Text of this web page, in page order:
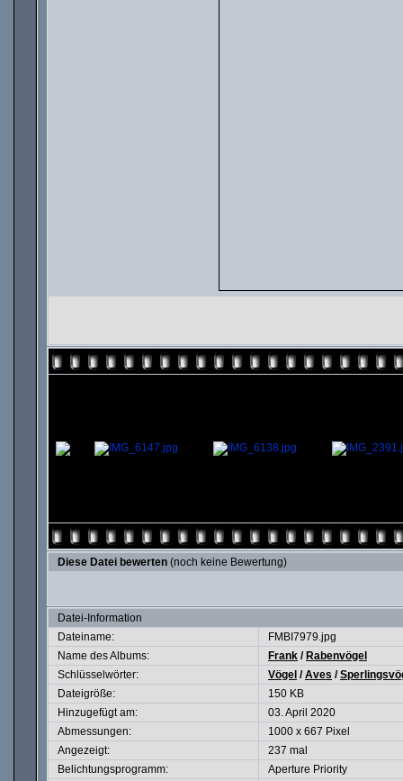
Diese Datei bewerten (noch keine Bewertung)
Datei-Information
Dateiname:
FMBI7979.jpg
Name des Albums:
Frank / Rabenvögel
Schlüsselwörter:
Vögel /Aves /
Dateigröße:
150 KB
Hinzugefügt am:
03. April 2020
Abmessungen:
1000 x 667 Pixel
Angezeigt:
237 mal
Belichtungsprogramm:
Aperture Priority